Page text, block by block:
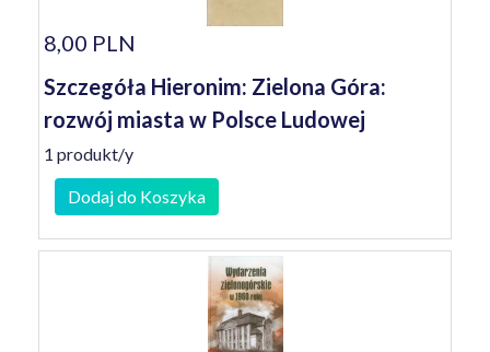
8,00 PLN
Szczegóła Hieronim: Zielona Góra:
rozwój miasta w Polsce Ludowej
1 produkt/y
Dodaj do Koszyka